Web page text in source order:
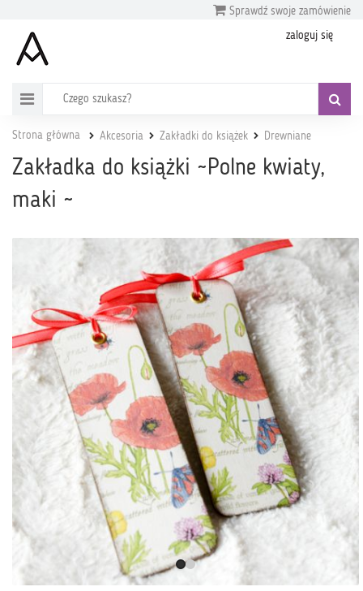
Sprawdź swoje zamówienie
zaloguj się
Strona główna Akcesoria Zakładki do książek Drewniane
Zakładka do książki ~Polne kwiaty,
maki ~